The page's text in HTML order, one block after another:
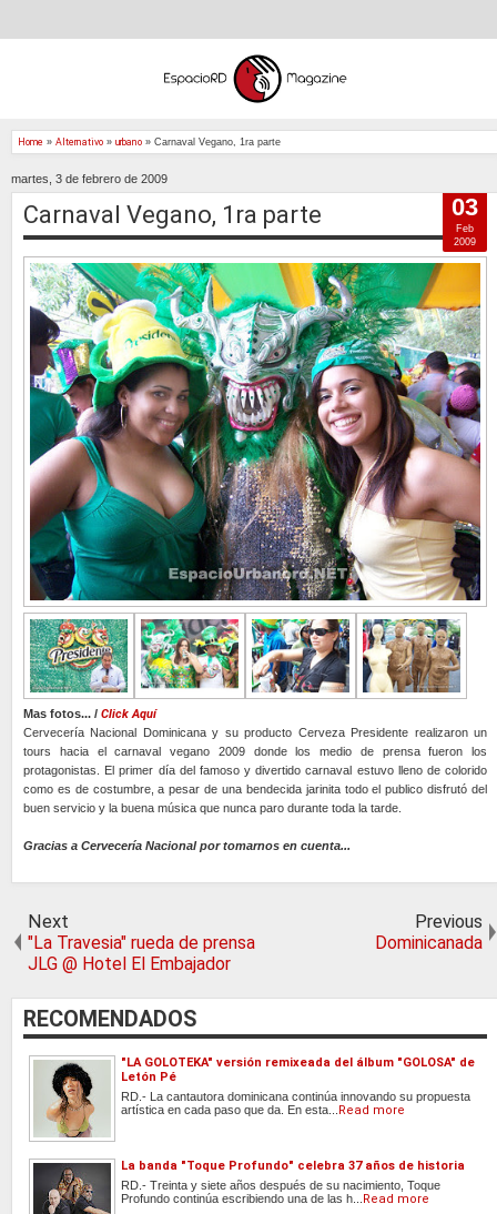
Home » Alternativo » urbano » Carnaval Vegano, 1ra parte
martes, 3 de febrero de 2009
Carnaval Vegano, 1ra parte
Mas fotos... / Click Aquí
Cervecería Nacional Dominicana y su producto Cerveza Presidente realizaron un
tours hacia el carnaval vegano 2009 donde los medio de prensa fueron los
protagonistas. El primer día del famoso y divertido carnaval estuvo lleno de colorido
como es de costumbre, a pesar de una bendecida jarinita todo el publico disfrutó del
buen servicio y la buena música que nunca paro durante toda la tarde.
Gracias a Cervecería Nacional por tomarnos en cuenta...
03
Feb
2009
Next
"La Travesia" rueda de prensa
JLG @ Hotel El Embajador
Previous
Dominicanada
RECOMENDADOS
"LA GOLOTEKA" versión remixeada del álbum "GOLOSA" de
Letón Pé
RD.- La cantautora dominicana continúa innovando su propuesta
artística en cada paso que da. En esta... Read more
La banda "Toque Profundo" celebra 37 años de historia
RD.- Treinta y siete años después de su nacimiento, Toque
Profundo continúa escribiendo una de las h... Read more